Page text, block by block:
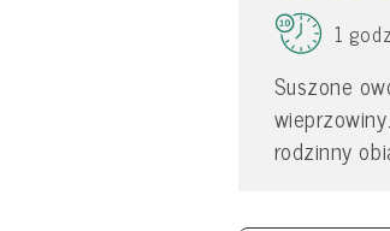
1
Suszone
rodzinny